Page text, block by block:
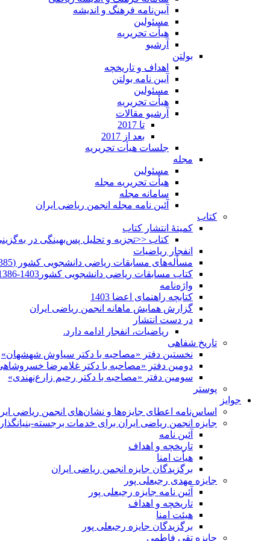
آیین‌نامه فرهنگ و اندیشه
مسئولین
هیأت تحریریه
آرشیو
بولتن
اهداف و تاریخچه
آیین نامه بولتن
مسئولین
هیأت تحریریه
آرشیو مقالات
تا 2017
بعد از 2017
جلسات هیأت تحریریه
مجله
مسئولین
هیأت تحریریه مجله
سامانه مجله
آئین نامه مجله انجمن ریاضی ایران
کتاب
کمیتۀ انتشار کتاب
کتاب <<تجزیه و تحلیل پس‌بهینگی در
انفجار ریاضیات
مسأله‌های مسابقات ریاضی دانشجویی کشور (1385-1352)
کتاب مسابقات ریاضی دانشجویی کشور1403-1386
واژه‌نامه
کتابچه راهنمای اعضا 1403
گزارش همایش ماهانه انجمن ریاضی ایران
در دست انتشار
ریاضیات، انفجار ادامه دارد.
تاریخ شفاهی
نخستین دفتر «مصاحبه با دکتر سیاوش شهشهان»
دومین دفتر «مصاحبه با دکتر غلامرضا
سومین دفتر «مصاحبه با دکتر رحیم زارع‌نهندی»
پوستر
جوایز
اساس‌نامه اعطای جایزه‌ها و نشان‌های انجمن ریاضی
جایزه انجمن ریاضی ایران برای خدمات برجسته-
آئین نامه
تاریخچه و اهداف
هیأت امنا
برگزیدگان جایزه انجمن ریاضی ایران
جایزه مهدی رجبعلی پور
آئین نامه جایزه رجبعلی پور
تاریخچه و اهداف
هیئت امنا
برگزیدگان جایزه رجبعلی پور
جایزه تقی فاطمی